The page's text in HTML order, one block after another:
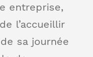
entreprise,
l’accueillir
sa journée